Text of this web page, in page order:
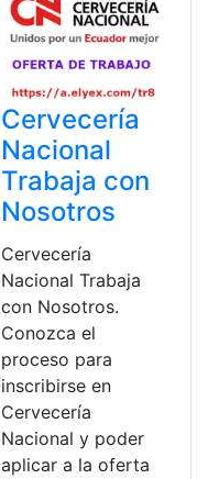
Cervecería
Nacional
Trabaja con
Nosotros
Cervecería
Nacional Trabaja
con Nosotros.
Conozca el
proceso para
inscribirse en
Cervecería
Nacional y poder
aplicar a la oferta